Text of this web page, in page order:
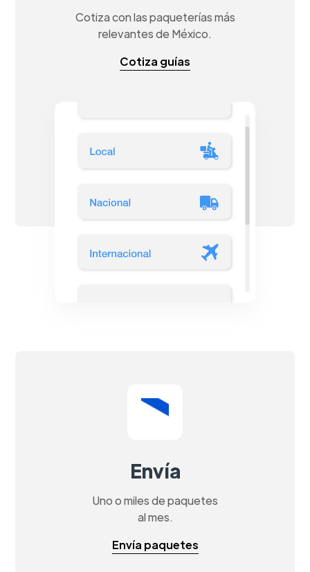
Cotiza con las paqueterías más
relevantes de México.
Cotiza guías
Envía
Uno o miles de paquetes
al mes.
Envía paquetes